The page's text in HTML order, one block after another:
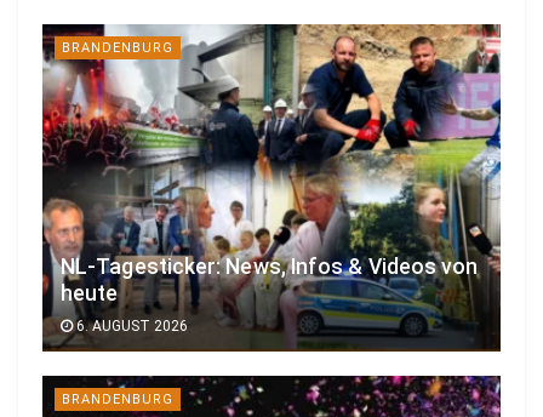
BRANDENBURG
NL-Tagesticker: News, Infos & Videos von
heute
6. AUGUST 2026
BRANDENBURG